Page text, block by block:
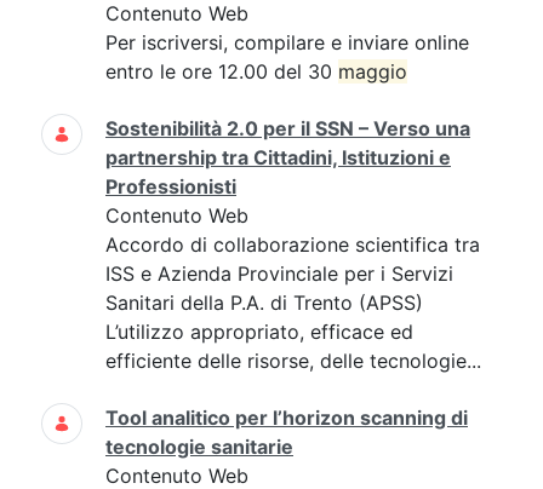
Contenuto Web
Per iscriversi, compilare e inviare online
entro le ore 12.00 del 30 maggio
Sostenibilità 2.0 per il SSN – Verso una
partnership tra Cittadini, Istituzioni e
Professionisti
Contenuto Web
Accordo di collaborazione scientifica tra
ISS e Azienda Provinciale per i Servizi
Sanitari della P.A. di Trento (APSS)
L’utilizzo appropriato, efficace ed
efficiente delle risorse, delle tecnologie...
Tool analitico per l’horizon scanning di
tecnologie sanitarie
Contenuto Web